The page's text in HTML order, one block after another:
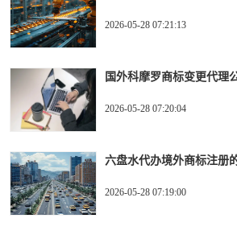
2026-05-28 07:21:13
国外科摩罗商标变更代理
2026-05-28 07:20:04
六盘水代办境外商标注册
2026-05-28 07:19:00